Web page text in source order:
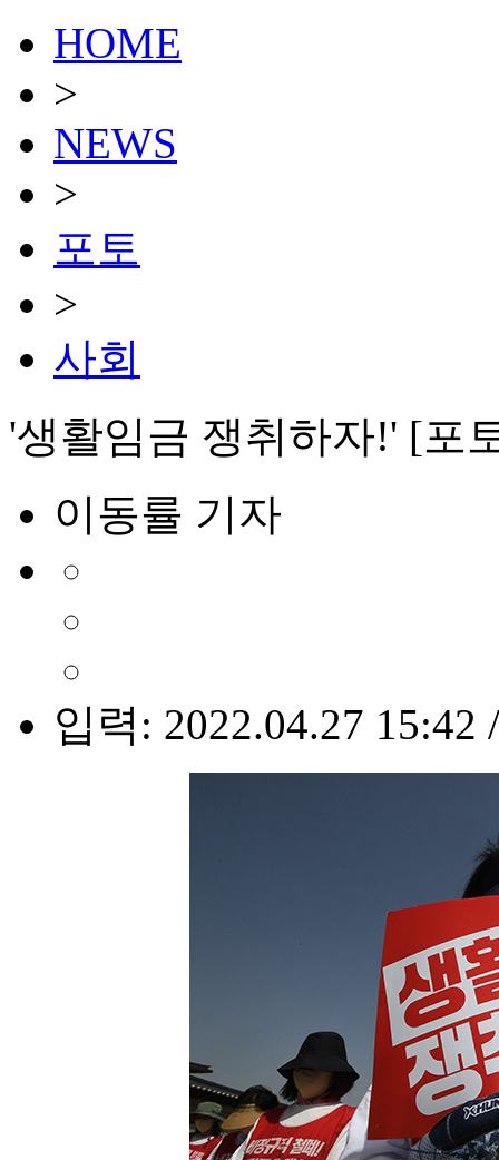
HOME
>
NEWS
>
포토
>
사회
'생활임금 쟁취하자!' [포
이동률 기자
입력: 2022.04.27 15:42